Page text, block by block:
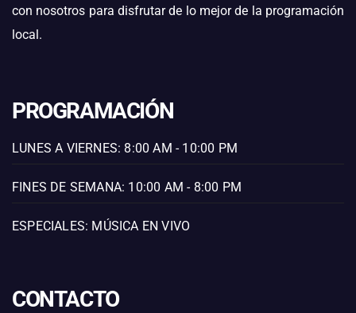
con nosotros para disfrutar de lo mejor de la programación
local.
PROGRAMACIÓN
LUNES A VIERNES: 8:00 AM - 10:00 PM
FINES DE SEMANA: 10:00 AM - 8:00 PM
ESPECIALES: MÚSICA EN VIVO
CONTACTO